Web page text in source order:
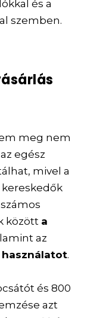
és a
szemben.
meg nem
egész
mivel a
kereskedők
között a
az
használatot.
és 800
azt